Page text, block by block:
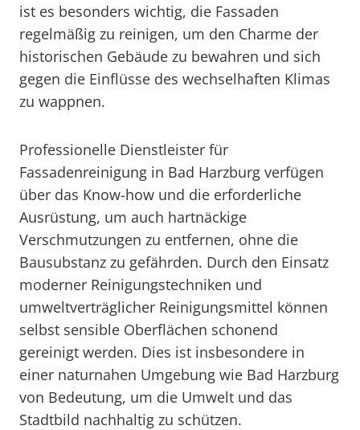
ist es besonders wichtig, die Fassaden
regelmäßig zu reinigen, um den Charme der
historischen Gebäude zu bewahren und sich
gegen die Einflüsse des wechselhaften Klimas
zu wappnen.
Professionelle Dienstleister für
Fassadenreinigung in Bad Harzburg verfügen
über das Know-how und die erforderliche
Ausrüstung, um auch hartnäckige
Verschmutzungen zu entfernen, ohne die
Bausubstanz zu gefährden. Durch den Einsatz
moderner Reinigungstechniken und
umweltverträglicher Reinigungsmittel können
selbst sensible Oberflächen schonend
gereinigt werden. Dies ist insbesondere in
einer naturnahen Umgebung wie Bad Harzburg
von Bedeutung, um die Umwelt und das
Stadtbild nachhaltig zu schützen.